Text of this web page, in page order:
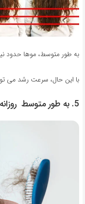
به طور متوسط، موها حدود
با این حال، سرعت رشد می
5. به طور متوسط روزانه 50 تا 100 تار مو از دست می دهید!